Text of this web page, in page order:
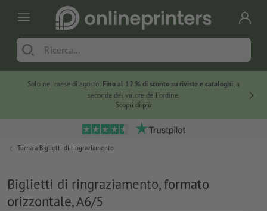
Solo nel mese di agosto: Fino al 12 % di sconto su riviste e cataloghi, a
seconda del valore dell'ordine.
Scopri di più
Torna a Biglietti di ringraziamento
Biglietti di ringraziamento, formato
orizzontale, A6/5